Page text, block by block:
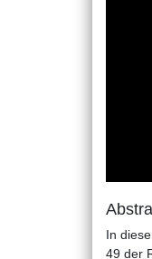
In
49 der